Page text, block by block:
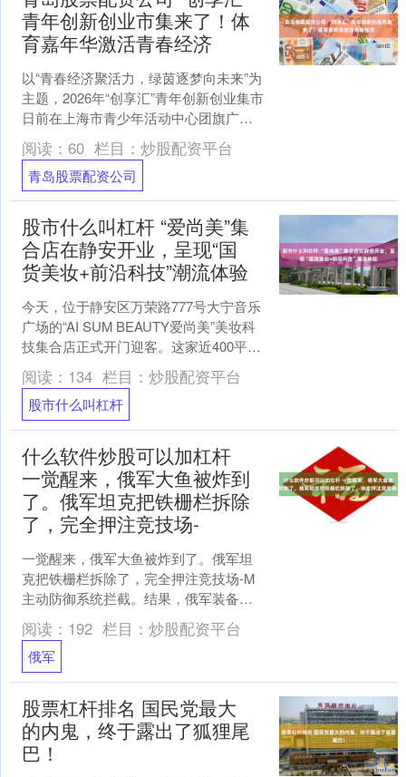
青年创新创业市集来了！体
育嘉年华激活青春经济
以“青春经济聚活力，绿茵逐梦向未来”为
主题，2026年“创享汇”青年创新创业集市
日前在上海市青少年活动中心团旗广场
举办。 本次活动由静安区人力资源和社
会保障局指....
阅读： 60 栏目： 炒股配资平台
青岛股票配资公司
股市什么叫杠杆 “爱尚美”集
合店在静安开业，呈现“国
货美妆+前沿科技”潮流体验
今天，位于静安区万荣路777号大宁音乐
广场的“AI SUM BEAUTY爱尚美”美妆科
技集合店正式开门迎客。这家近400平方
米的沉浸式体验空间，是依托静安两大
特....
阅读： 134 栏目： 炒股配资平台
股市什么叫杠杆
什么软件炒股可以加杠杆
一觉醒来，俄军大鱼被炸到
了。俄军坦克把铁栅栏拆除
了，完全押注竞技场-
一觉醒来，俄军大鱼被炸到了。俄军坦
克把铁栅栏拆除了，完全押注竞技场-M
主动防御系统拦截。结果，俄军装备了
竞技场-M主动防御系统，电子对抗系统
的装甲集群，遭到毁灭....
阅读： 192 栏目： 炒股配资平台
俄军
股票杠杆排名 国民党最大
的内鬼，终于露出了狐狸尾
巴！